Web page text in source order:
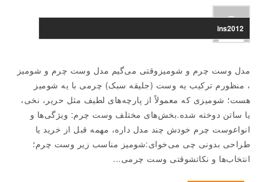
ins2012
مدل وست چرم و شومیزوقتی می‌گیم مدل وست چرم و شومیز
، منظورم ترکیب یه وست (جلیقه سبک) چرمی با یه شومیز
هست؛ شومیزی که معمولاً از پارچه‌های لطیف مثل حریر، نخی،
یا ساتن دوخته شده.بخش‌های مختلف وست چرم: ویژگی‌ها و
انواعوست چرم خودش چند مدل داره، مهمه قبل از خرید یا
طراحی بدونی چی می‌خوای:شومیز مناسب زیر وست چرم؛
انتخاب‌ها و نکاتشوقتی وست چرمی...